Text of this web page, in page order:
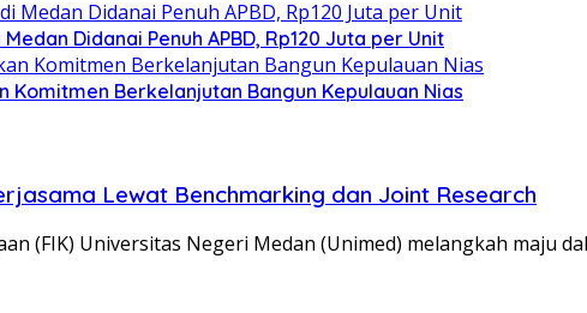
Didanai Penuh APBD, Rp120 Juta per Unit
Berkelanjutan Bangun Kepulauan Nias
Lewat Benchmarking dan Joint Research
(FIK) Universitas Negeri Medan (Unimed) melangkah maju